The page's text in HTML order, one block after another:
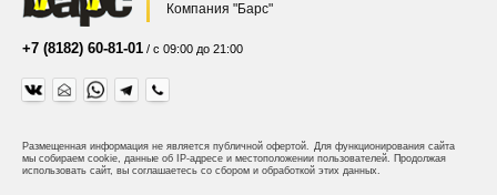
Компания "Барс"
+7 (8182) 60-81-01 / с 09:00 до 21:00
Размещенная информация не является публичной офертой. Для функционирования сайта
мы собираем cookie, данные об IP-адресе и местоположении пользователей. Продолжая
использовать сайт, вы соглашаетесь со сбором и обработкой этих данных.